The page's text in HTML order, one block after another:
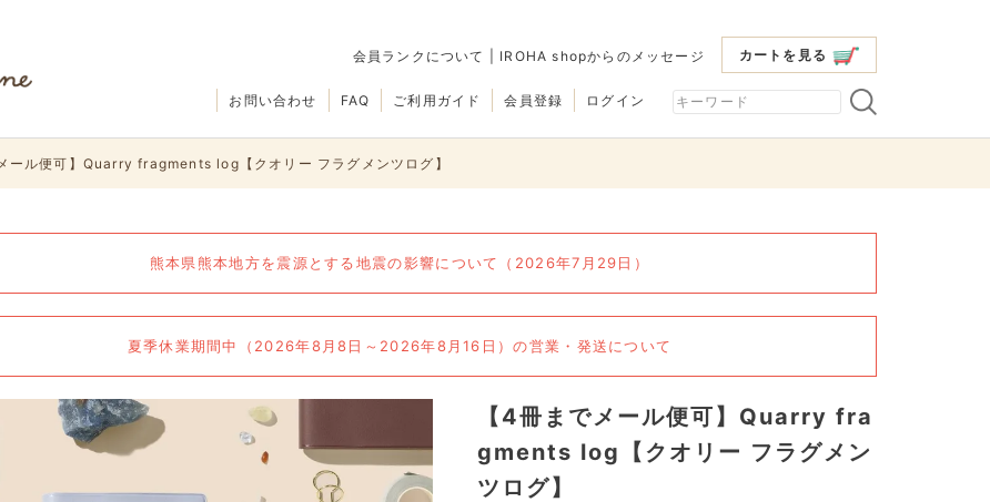
カートを見る
会員ランクについて IROHA shopからのメッセージ
会員登録 ログイン
ご利用ガイド
FAQ
お問い合わせ
ール便可】Quarry fragments log【クオリー フラグメンツログ】
熊本県熊本地方を震源とする地震の影響について（2026年7月29日）
夏季休業期間中（2026年8月8日～2026年8月16日）の営業・発送について
【4冊までメール便可】Quarry fra
gments log【クオリー フラグメン
ツログ】